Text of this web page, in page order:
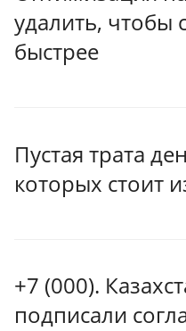
удалить, чтобы
быстрее
Пустая трата
которых стоит
+7 (000).
подписали